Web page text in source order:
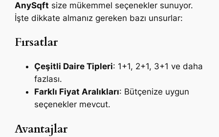
AnySqft size mükemmel seçenekler sunuyor.
İşte dikkate almanız gereken bazı unsurlar:
Fırsatlar
Çeşitli Daire Tipleri: 1+1, 2+1, 3+1 ve daha
fazlası.
Farklı Fiyat Aralıkları: Bütçenize uygun
seçenekler mevcut.
Avantajlar